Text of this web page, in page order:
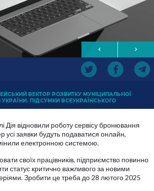
ВЕКТОР РОЗВИТКУ МУНІЦИПАЛЬНОЇ
ПІДСУМКИ ВСЕУКРАЇНСЬКОГО
Дія відновили роботу сервісу бронювання
усі заявки будуть подаватися онлайн,
електронною системою.
своїх працівників, підприємство повинно
статус критично важливого за новими
Зробити це треба до 28 лютого 2025